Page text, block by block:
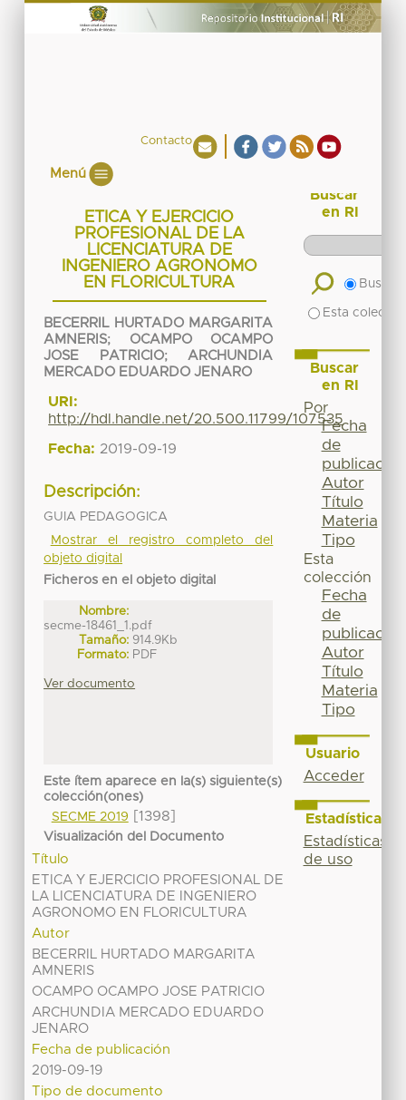
Contacto
Menú
ETICA Y EJERCICIO
PROFESIONAL DE LA
LICENCIATURA DE
INGENIERO AGRONOMO
EN FLORICULTURA
BECERRIL HURTADO MARGARITA
AMNERIS; OCAMPO OCAMPO
JOSE PATRICIO;ARCHUNDIA
MERCADO EDUARDO JENARO
URI:
http://hdl.handle.net/20.500.11799/107535
Fecha: 2019-09-19
Descripción:
GUIA PEDAGOGICA
Mostrar el registro completo del
objeto digital
Ficheros en el objeto digital
Nombre:
secme-18461_1.pdf
Tamaño: 914.9Kb
Formato: PDF
Ver documento
Este ítem aparece en la(s) siguiente(s)
colección(ones)
SECME 2019
[1398]
Visualización del Documento
Título
ETICA Y EJERCICIO PROFESIONAL DE
LA LICENCIATURA DE INGENIERO
AGRONOMO EN FLORICULTURA
Autor
BECERRIL HURTADO MARGARITA
AMNERIS
OCAMPO OCAMPO JOSE PATRICIO
ARCHUNDIA MERCADO EDUARDO
JENARO
Fecha de publicación
2019-09-19
Tipo de documento
Buscar
en RI
Buscar
Esta
Buscar
en RI
Por
Fecha
de
publicación
Autor
Título
Materia
Tipo
Esta
colección
Fecha
de
publicación
Autor
Título
Materia
Tipo
Usuario
Acceder
Estadísticas
Estadísticas
de uso